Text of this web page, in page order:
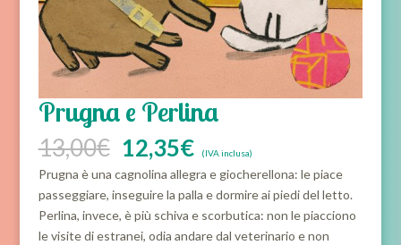
Prugna e Perlina
13,00€ Il
prezzo
originale
era:
13,00€.
12,35€Il
prezzo
attuale
è:
12,35€.
(IVA inclusa)
Prugna è una cagnolina allegra e giocherellona: le piace
passeggiare, inseguire la palla e dormire ai piedi del letto.
Perlina, invece, è più schiva e scorbutica: non le piacciono
le visite di estranei, odia andare dal veterinario e non